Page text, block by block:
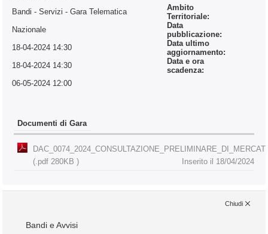
Bandi - Servizi- Gara Telematica
Ambito
Territoriale:
Nazionale
Data
pubblicazione:
18-04-2024 14:30
Data ultimo
aggiornamento:
18-04-2024 14:30
Data e ora
scadenza:
06-05-2024 12:00
Documenti di Gara
(.pdf 280KB )
Inserito il 18/04/2024
Chiudi
Bandi e Avvisi